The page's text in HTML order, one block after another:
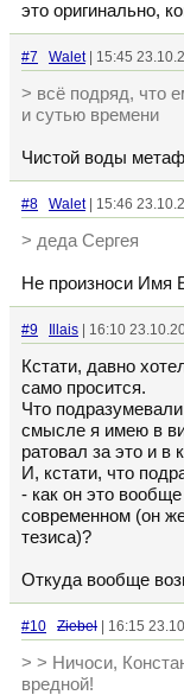
это оригинально,
#7 Walet| 15:45
> всё подряд, что
и сутью времени
Чистой воды
#8 Walet| 15:46
> деда Сергея
Не произноси Имя
#9 Illais | 16:10
Кстати, давно
само просится.
Что
смысле я имею в
ратовал за это и в
И, кстати, что
- как он это
современном (он
тезиса)?
Откуда вообще
#10 Ziebel | 16:15
> > Ничоси,
вредной!